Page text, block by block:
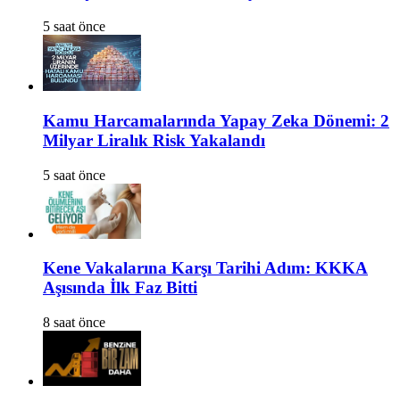
5 saat önce
Kamu Harcamalarında Yapay Zeka Dönemi: 2
Milyar Liralık Risk Yakalandı
5 saat önce
Kene Vakalarına Karşı Tarihi Adım: KKKA
Aşısında İlk Faz Bitti
8 saat önce